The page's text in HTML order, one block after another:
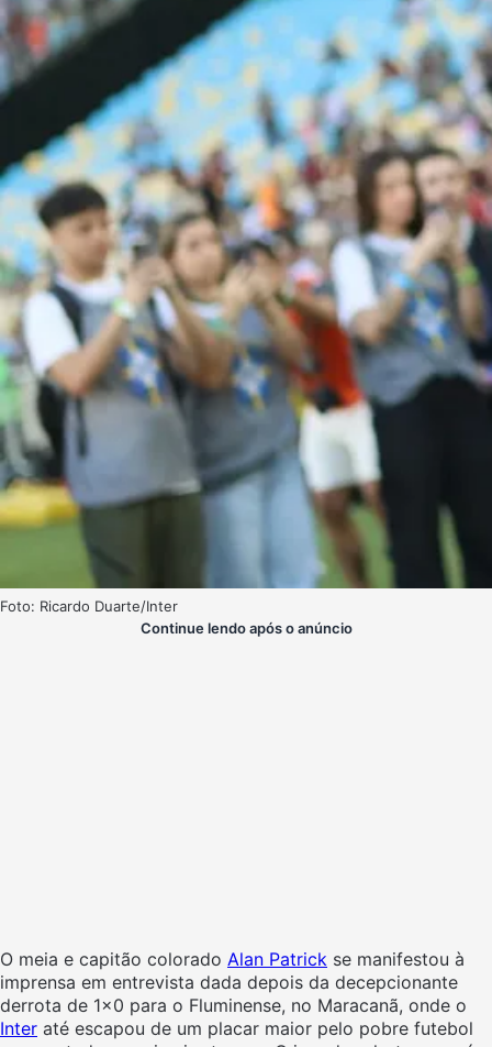
Foto: Ricardo Duarte/Inter
Continue lendo após o anúncio
O meia e capitão colorado Alan Patrick se manifestou à
imprensa em entrevista dada depois da decepcionante
derrota de 1×0 para o Fluminense, no Maracanã, onde o
Inter até escapou de um placar maior pelo pobre futebol